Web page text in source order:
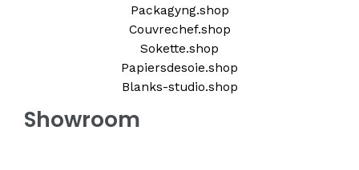
Packagyng.shop
Couvrechef.shop
Sokette.shop
Papiersdesoie.shop
Blanks-studio.shop
Showroom